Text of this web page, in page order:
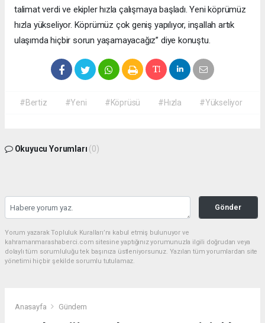
talimat verdi ve ekipler hızla çalışmaya başladı. Yeni köprümüz
hızla yükseliyor. Köprümüz çok geniş yapılıyor, inşallah artık
ulaşımda hiçbir sorun yaşamayacağız” diye konuştu.
#Bertiz #Yeni #Köprüsü #Hızla #Yükseliyor
Okuyucu Yorumları (0)
Gönder
Yorum yazarak Topluluk Kuralları’nı kabul etmiş bulunuyor ve
kahramanmarashaberci.com sitesine yaptığınız yorumunuzla ilgili doğrudan veya
dolaylı tüm sorumluluğu tek başınıza üstleniyorsunuz. Yazılan tüm yorumlardan site
yönetimi hiçbir şekilde sorumlu tutulamaz.
Anasayfa Gündem